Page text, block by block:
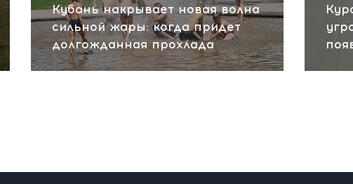
Кубань накрывает новая волна
сильной жары: когда придет
долгожданная прохлада